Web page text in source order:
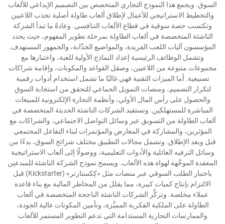
السوق. ويجمع هذا النموذج التجاري المتخصص بين التصميم الإبداعي للألعاب
والتخطيط الاستراتيجي للأعمال لإطلاق ألعاب طاولة أصلية تجذب اللاعبين
وتكتسب حصة سوقية في قطاع الألعاب التنافسي. وعادةً ما تبدأ الشركة
الناشئة المتخصصة في ألعاب الطاولة بمرحلة تطوير المفهوم، حيث يحدد
المؤسسون آليات اللعب الفريدة، والمواضيع الجذّابة، والجمهور المستهدف.
وتشمل الوظائف الرئيسية إعداد النماذج الأولية للعبة، واختبارها مع
مجموعات متنوعة من اللاعبين، وصقل القواعد والمكونات، وإقامة شراكات
تصنيعية. أما الميزات التقنية فهي غالبًا ما تشمل استخدام أدوات رقمية
لتكرار التصميم، ومنصات التمويل الجماعي للتحقق من استجابة السوق
والحصول على رأس المال الأولي، وأنظمة التجارة الإلكترونية للمبيعات
المباشرة للمستهلكين. وتستفيد الشركات الناشئة الحديثة المتخصصة في
ألعاب الطاولة من التسويق عبر وسائل التواصل الاجتماعي، والشراكات مع
المؤثرين، والمشاركة في المعارض والمؤتمرات لبناء التفاعل المجتمعي
قبل وبعد الإطلاق. وتشمل مجالات التطبيق مختلف شرائح السوق، بدءًا من
وسائل الترفيه العائلية والأدوات التعليمية، ووصولًا إلى ألعاب الاستراتيجية
المعقدة الموجَّهة لهواة هذه الألعاب. ويسمح نموذج الشركة الناشئة للمبدعين
باختبار الطلب السوقي عبر منصات مثل «كِكستارتر» (Kickstarter) قبل
الالتزام بإنتاج كميات كبيرة، مما يقلل من المخاطر المالية مع بناء قاعدة
عملاء مخلصة. وتركِّز الشركات الناشئة الناجحة المتخصصة في ألعاب
الطاولة على الملكية الفكرية المميَّزة، وتأمين المكونات عالية الجودة،
والممارسات التجارية المستدامة التي تدعم التطوير المستمر للألعاب